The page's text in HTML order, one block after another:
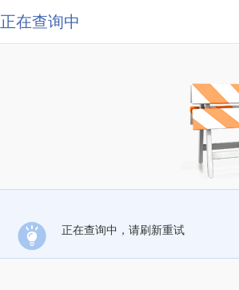
正在查询中
正在查询中，请刷新重试